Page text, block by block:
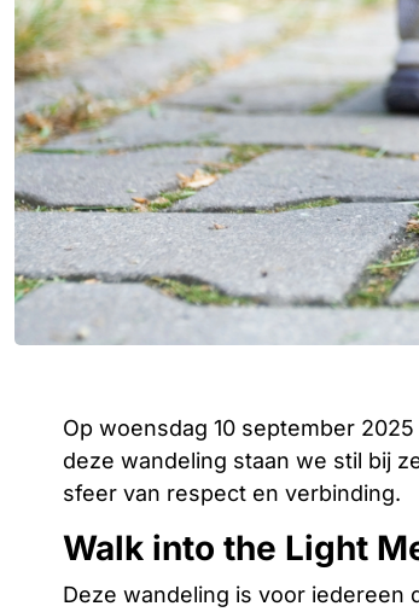
Op woensdag 10 september
deze wandeling staan we stil bij
sfeer van respect en verbinding.
Walk into the Light
Deze wandeling is voor